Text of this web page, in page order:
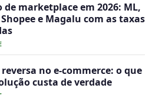
de marketplace em 2026: ML,
e Magalu com as taxas
no e-commerce: o que
custa de verdade